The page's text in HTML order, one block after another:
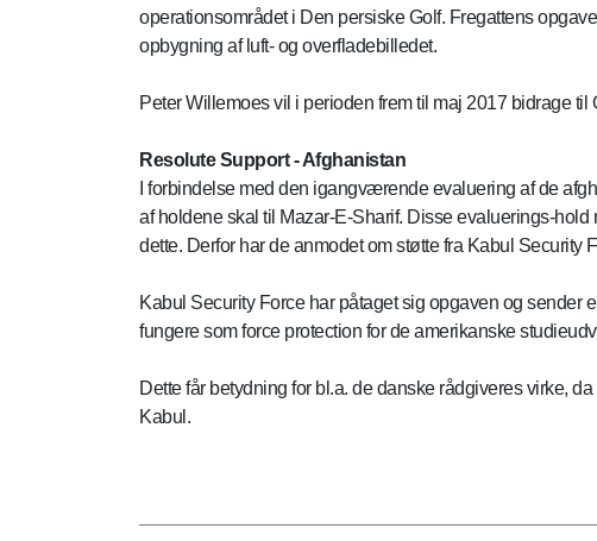
operationsområdet i Den persiske Golf. Fregattens
opbygning af luft- og overfladebilledet.
Peter Willemoes vil i perioden frem til maj 2017 bidrage
Resolute Support - Afghanistan
I forbindelse med den igangværende evaluering af de
af holdene skal til Mazar-E-Sharif. Disse evaluerings-
dette. Derfor har de anmodet om støtte fra Kabul Security
Kabul Security Force har påtaget sig opgaven og sender
fungere som force protection for de amerikanske
Dette får betydning for bl.a. de danske rådgiveres virke,
Kabul.